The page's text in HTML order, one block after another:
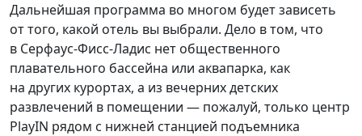
Дальнейшая программа во многом будет зависеть
от того, какой отель вы выбрали. Дело в том, что
в Серфаус-Фисс-Ладис нет общественного
плавательного бассейна или аквапарка, как
на других курортах, а из вечерних детских
развлечений в помещении — пожалуй, только центр
PlayIN рядом с нижней станцией подъемника